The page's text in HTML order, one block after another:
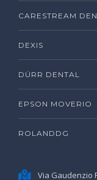
CARESTREAM
DEXIS
DÜRR DENTAL
EPSON MOVERIO
ROLANDDG
Via Gaudenzio